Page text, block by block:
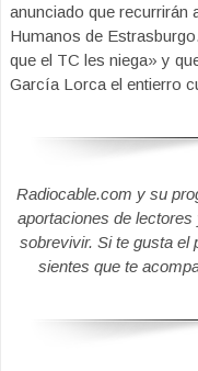
anunciado que recurrirán
Humanos de
que el TC les niega» y
García Lorca el entierro
Radiocable.com y su
aportaciones de
sobrevivir. Si te gusta el
sientes que te